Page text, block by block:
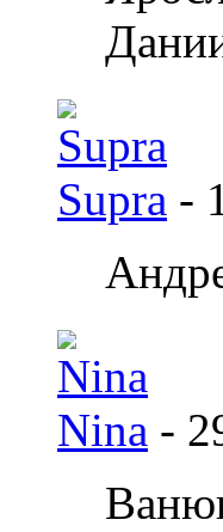
Supra -
Nina -